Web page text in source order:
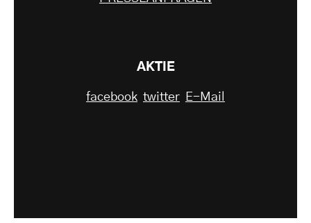
AKTIE
facebook twitter E-Mail